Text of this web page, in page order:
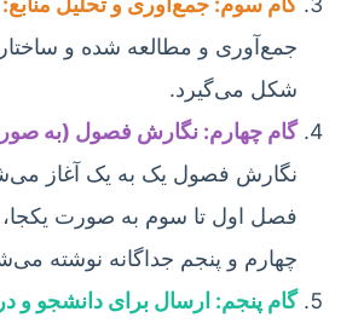
جمع‌آوری و مطالعه شده و ساختار
شکل می‌گیرد.
گام چهارم: نگارش فصول (به
نگارش فصول یک به یک آغاز
فصل اول تا سوم به صورت
چهارم و پنجم جداگانه نوشته
گام پنجم: ارسال برای دانشجو و